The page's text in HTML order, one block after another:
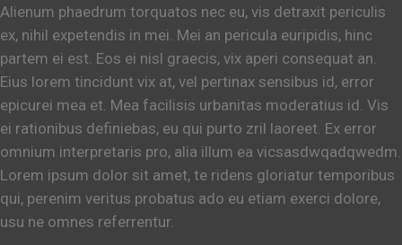
Alienum phaedrum torquatos nec eu, vis detraxit periculis
ex, nihil expetendis in mei. Mei an pericula euripidis, hinc
partem ei est. Eos ei nisl graecis, vix aperi consequat an.
Eius lorem tincidunt vix at, vel pertinax sensibus id, error
epicurei mea et. Mea facilisis urbanitas moderatius id. Vis
ei rationibus definiebas, eu qui purto zril laoreet. Ex error
omnium interpretaris pro, alia illum ea vicsasdwqadqwedm.
Lorem ipsum dolor sit amet, te ridens gloriatur temporibus
qui, perenim veritus probatus ado eu etiam exerci dolore,
usu ne omnes referrentur.